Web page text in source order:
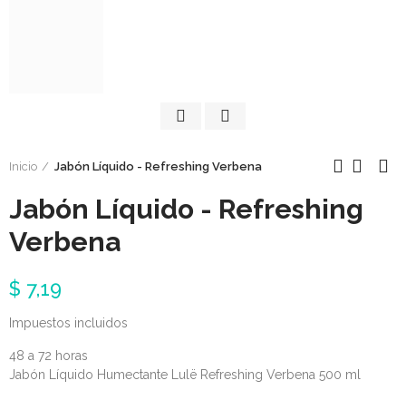
Inicio Jabón Líquido - Refreshing Verbena
Jabón Líquido - Refreshing
Verbena
$ 7,19
Impuestos incluidos
48 a 72 horas
Jabón Líquido Humectante Lulë Refreshing Verbena 500 ml